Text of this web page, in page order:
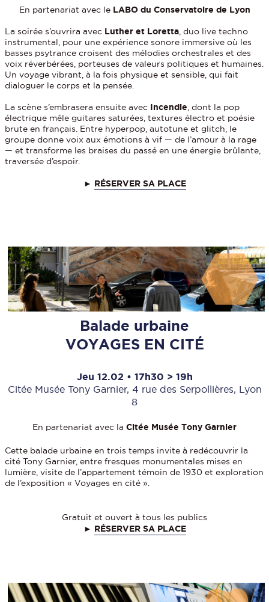
En partenariat avec le LABO du Conservatoire de Lyon
La soirée s’ouvrira avec Luther et Loretta , duo live techno
instrumental, pour une expérience sonore immersive où les
basses psytrance croisent des mélodies orchestrales et des
voix réverbérées, porteuses de valeurs politiques et humaines.
Un voyage vibrant, à la fois physique et sensible, qui fait
dialoguer le corps et la pensée.
La scène s’embrasera ensuite avec Incendie , dont la pop
électrique mêle guitares saturées, textures électro et poésie
brute en français. Entre hyperpop, autotune et glitch, le
groupe donne voix aux émotions à vif — de l’amour à la rage
— et transforme les braises du passé en une énergie brûlante,
traversée d’espoir.
► RÉSERVER SA PLACE
Balade urbaine
VOYAGES EN CITÉ
Jeu 12.02 • 17h30 > 19h
Citée Musée Tony Garnier, 4 rue des Serpollières, Lyon
8
En partenariat avec la Citée Musée Tony Garnier
Cette balade urbaine en trois temps invite à redécouvrir la
cité Tony Garnier, entre fresques monumentales mises en
lumière, visite de l’appartement témoin de 1930 et exploration
de l’exposition « Voyages en cité ».
Gratuit et ouvert à tous les publics
► RÉSERVER SA PLACE